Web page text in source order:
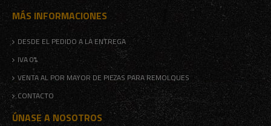
MÁS INFORMACIONES
DESDE EL PEDIDO A LA ENTREGA
IVA 0%
VENTA AL POR MAYOR DE PIEZAS PARA REMOLQUES
CONTACTO
ÚNASE A NOSOTROS